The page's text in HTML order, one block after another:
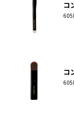
コ
605
コ
605